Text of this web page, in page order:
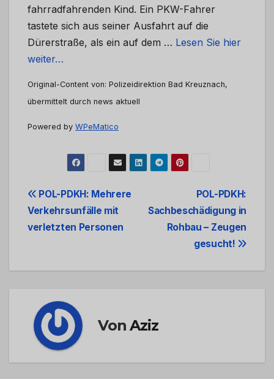
fahrradfahrenden Kind. Ein PKW-Fahrer
tastete sich aus seiner Ausfahrt auf die
Dürerstraße, als ein auf dem … Lesen Sie hier
weiter…
Original-Content von: Polizeidirektion Bad Kreuznach,
übermittelt durch news aktuell
Powered by WPeMatico
Beitrags-
Navigation
POL-PDKH:
Sachbeschädigung in
Rohbau – Zeugen
gesucht!
POL-PDKH: Mehrere
Verkehrsunfälle mit
verletzten Personen
VonAziz